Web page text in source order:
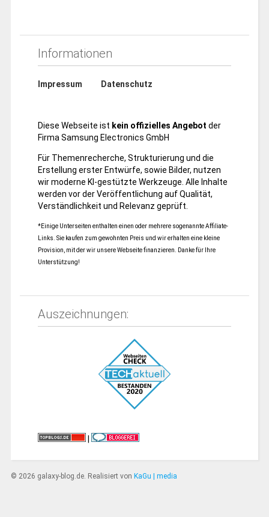
Informationen
Impressum Datenschutz
Diese Webseite ist kein offizielles Angebot der
Firma Samsung Electronics GmbH
Für Themenrecherche, Strukturierung und die
Erstellung erster Entwürfe, sowie Bilder, nutzen
wir moderne KI-gestützte Werkzeuge. Alle Inhalte
werden vor der Veröffentlichung auf Qualität,
Verständlichkeit und Relevanz geprüft.
*Einige Unterseiten enthalten einen oder mehrere sogenannte Affiliate-
Links. Sie kaufen zum gewohnten Preis und wir erhalten eine kleine
Provision, mit der wir unsere Webseite finanzieren. Danke für Ihre
Unterstützung!
Auszeichnungen:
© 2026 galaxy-blog.de. Realisiert von KaGu | media